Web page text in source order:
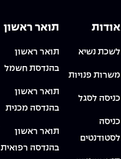
אודות
לשכת נשיא
משרות פנויות
כניסה לסגל
כניסה
לסטודנטים
תואר ראשון
תואר ראשון
בהנדסת חשמל
תואר ראשון
בהנדסה מכנית
תואר ראשון
בהנדסה רפואית